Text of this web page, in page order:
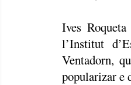
Ives
l’Institut
Ventadorn,
popularizar e